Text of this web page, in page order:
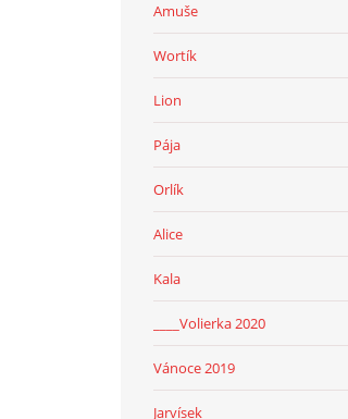
Amuše
Wortík
Lion
Pája
Orlík
Alice
Kala
____Volierka 2020
Vánoce 2019
Jarvísek